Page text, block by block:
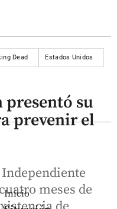
Dead Estados Unidos
Inicio
presentó su
prevenir el
meses de